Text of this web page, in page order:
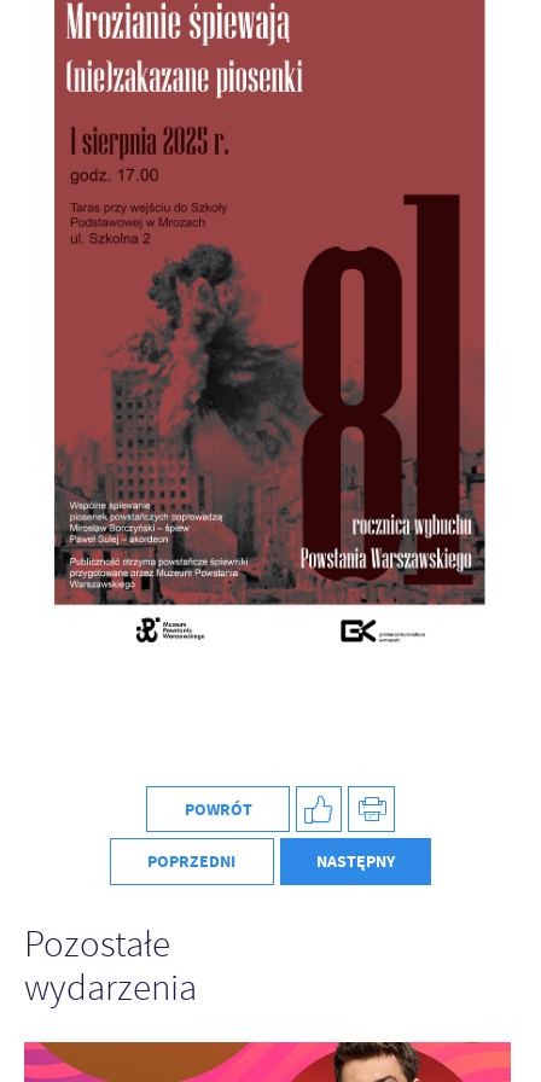
POWRÓT
POPRZEDNI NASTĘPNY
Pozostałe
wydarzenia
Firmy te działają w charakterze pośredników prezentujących nasze
treści w postaci wiadomości, ofert, komunikatów mediów
społecznościowych.